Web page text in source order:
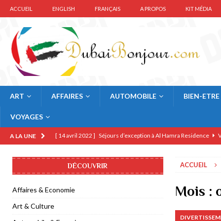
ACCUEIL ENGLISH FRANÇAIS A PROPOS KIT MÉDIA
ART AFFAIRES AUTOMOBILE BIEN-ETRE
VOYAGES
A LA UNE [ 14 avril 2022 ] Séjours d’exception à Al Hamra Residence
[ 10 décembre 2021 ] Région Normandie visite l’Expo 2020
[ 19 octobre 2021 ] Halloween Spooktaculaire à Legoland Dubai
[ 6 janvier 2021 ] Guerlain KissKiss Tender Matte rouge-à-
ACCUEIL
Mois :
DÉCOUVRIR
Affaires & Economie
Art & Culture